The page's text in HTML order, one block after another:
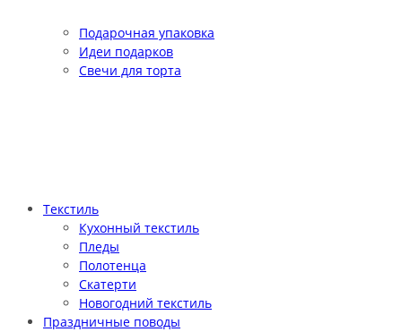
Подарочная упаковка
Идеи подарков
Свечи для торта
Текстиль
Кухонный текстиль
Пледы
Полотенца
Скатерти
Новогодний текстиль
Праздничные поводы